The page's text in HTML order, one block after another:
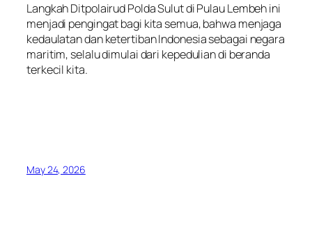
Langkah Ditpolairud Polda Sulut di Pulau Lembeh ini
menjadi pengingat bagi kita semua, bahwa menjaga
kedaulatan dan ketertiban Indonesia sebagai negara
maritim, selalu dimulai dari kepedulian di beranda
terkecil kita.
May 24, 2026